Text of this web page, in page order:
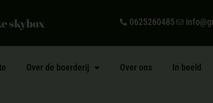
skybox 0625260485
Over de boerderij Over ons In beeld